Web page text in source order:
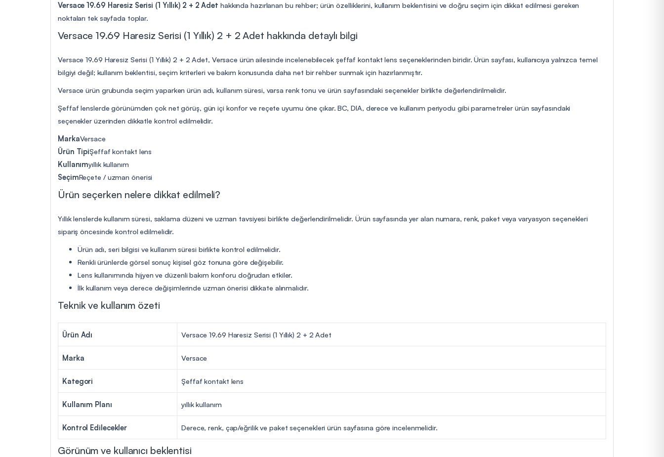
Versace 19.69 Haresiz Serisi (1 Yıllık) 2 + 2 Adet hakkında hazırlanan bu rehber; ürün özelliklerini, kullanım beklentisini ve doğru seçim için dikkat edilmesi gereken
noktaları tek sayfada toplar.
Versace 19.69 Haresiz Serisi (1 Yıllık) 2 + 2 Adet hakkında detaylı bilgi
Versace 19.69 Haresiz Serisi (1 Yıllık) 2 + 2 Adet, Versace ürün ailesinde incelenebilecek şeffaf kontakt lens seçeneklerinden biridir. Ürün sayfası, kullanıcıya yalnızca temel
bilgiyi değil; kullanım beklentisi, seçim kriterleri ve bakım konusunda daha net bir rehber sunmak için hazırlanmıştır.
Versace ürün grubunda seçim yaparken ürün adı, kullanım süresi, varsa renk tonu ve ürün sayfasındaki seçenekler birlikte değerlendirilmelidir.
Şeffaf lenslerde görünümden çok net görüş, gün içi konfor ve reçete uyumu öne çıkar. BC, DIA, derece ve kullanım periyodu gibi parametreler ürün sayfasındaki
seçenekler üzerinden dikkatle kontrol edilmelidir.
MarkaVersace
Ürün TipiŞeffaf kontakt lens
Kullanımyıllık kullanım
SeçimReçete / uzman önerisi
Ürün seçerken nelere dikkat edilmeli?
Yıllık lenslerde kullanım süresi, saklama düzeni ve uzman tavsiyesi birlikte değerlendirilmelidir. Ürün sayfasında yer alan numara, renk, paket veya varyasyon seçenekleri
sipariş öncesinde kontrol edilmelidir.
Ürün adı, seri bilgisi ve kullanım süresi birlikte kontrol edilmelidir.
Renkli ürünlerde görsel sonuç kişisel göz tonuna göre değişebilir.
Lens kullanımında hijyen ve düzenli bakım konforu doğrudan etkiler.
İlk kullanım veya derece değişimlerinde uzman önerisi dikkate alınmalıdır.
Teknik ve kullanım özeti
Ürün Adı Versace 19.69 Haresiz Serisi (1 Yıllık) 2 + 2 Adet
Marka Versace
Kategori Şeffaf kontakt lens
Kullanım Planı yıllık kullanım
Kontrol Edilecekler Derece, renk, çap/eğrilik ve paket seçenekleri ürün sayfasına göre incelenmelidir.
Görünüm ve kullanıcı beklentisi